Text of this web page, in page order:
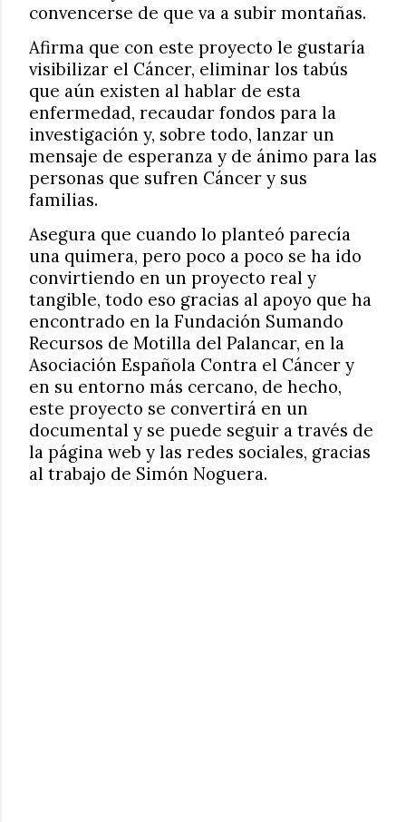
convencerse de que va a subir montañas.
Afirma que con este proyecto le gustaría
visibilizar el Cáncer, eliminar los tabús
que aún existen al hablar de esta
enfermedad, recaudar fondos para la
investigación y, sobre todo, lanzar un
mensaje de esperanza y de ánimo para las
personas que sufren Cáncer y sus
familias.
Asegura que cuando lo planteó parecía
una quimera, pero poco a poco se ha ido
convirtiendo en un proyecto real y
tangible, todo eso gracias al apoyo que ha
encontrado en la Fundación Sumando
Recursos de Motilla del Palancar, en la
Asociación Española Contra el Cáncer y
en su entorno más cercano, de hecho,
este proyecto se convertirá en un
documental y se puede seguir a través de
la página web y las redes sociales, gracias
al trabajo de Simón Noguera.